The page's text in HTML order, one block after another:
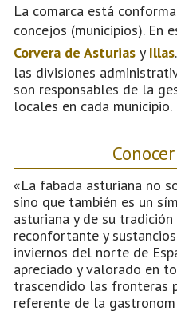
La comarca está
concejos (municipios). En
Corvera de Asturias y Illas
las divisiones
son responsables de la
locales en cada municipio.
«La fabada asturiana no
sino que también es un
asturiana y de su
reconfortante y
inviernos del norte de
apreciado y valorado en
trascendido las fronteras
referente de la